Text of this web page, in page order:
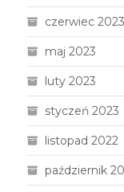
czerwiec 2023
maj 2023
luty 2023
styczeń 2023
listopad 2022
październik